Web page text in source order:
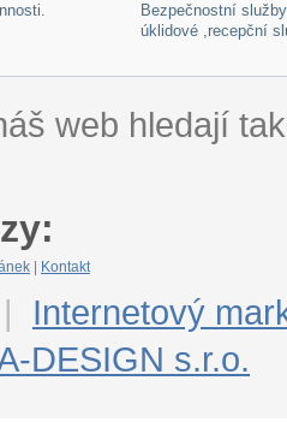
Bezpečnostní
úklidové ,recepční
web hledají
Kontakt
|
Internetový
DESIGN s.r.o.